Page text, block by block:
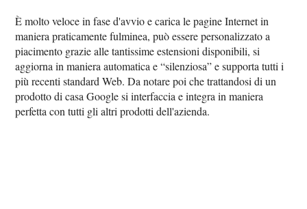
È molto veloce in fase d'avvio e carica le pagine Internet in
maniera praticamente fulminea, può essere personalizzato a
piacimento grazie alle tantissime estensioni disponibili, si
aggiorna in maniera automatica e “silenziosa” e supporta tutti i
più recenti standard Web. Da notare poi che trattandosi di un
prodotto di casa Google si interfaccia e integra in maniera
perfetta con tutti gli altri prodotti dell'azienda.